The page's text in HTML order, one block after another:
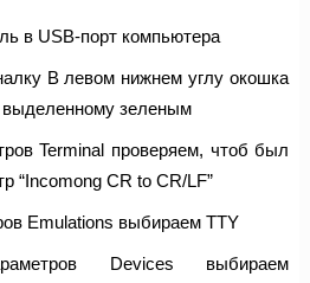
в USB-порт компьютера
В левом нижнем углу окошка
зеленым
Terminal проверяем, чтоб был
“Incomong CR to CR/LF”
Emulations выбираем TTY
Devices выбираем